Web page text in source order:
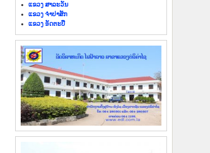
ແຂວງ ສາລະວັນ
ແຂວງ ຈຳປາສັກ
ແຂວງ ອັດຕະປື